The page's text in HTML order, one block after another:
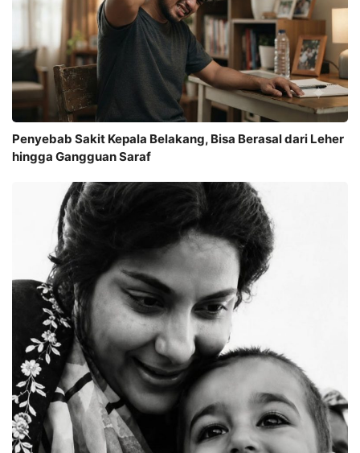
Penyebab Sakit Kepala Belakang, Bisa Berasal dari Leher
hingga Gangguan Saraf